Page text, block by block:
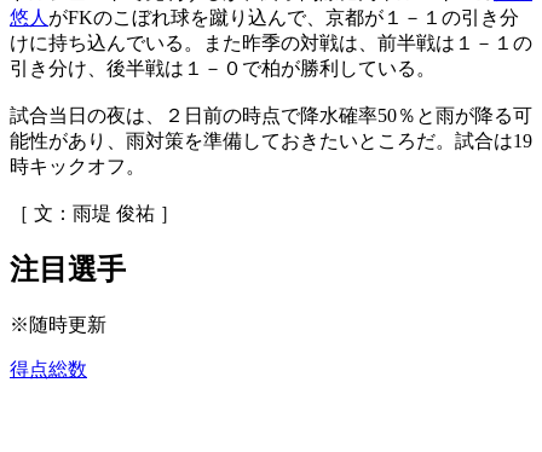
悠人 がFKのこぼれ球を蹴り込んで、京都が１－１の引き分
けに持ち込んでいる。また昨季の対戦は、前半戦は１－１の
引き分け、後半戦は１－０で柏が勝利している。
試合当日の夜は、２日前の時点で降水確率50％と雨が降る可
能性があり、雨対策を準備しておきたいところだ。試合は19
時キックオフ。
［ 文：雨堤 俊祐 ］
注目選手
※随時更新
得点総数